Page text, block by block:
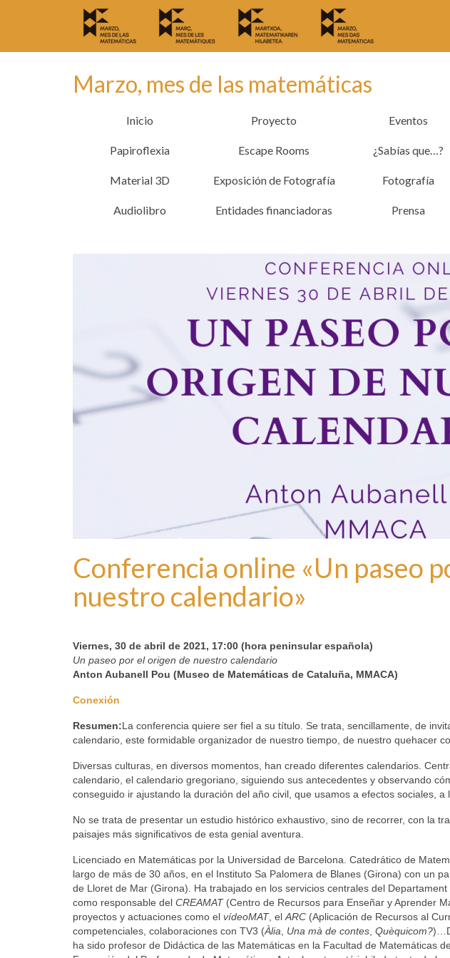
Marzo, mes de las matemáticas
Inicio Proyecto Eventos
Papiroflexia Escape Rooms ¿Sabías que…?
Material 3D Exposición de Fotografía Fotografía
Audiolibro Entidades financiadoras Prensa
Conferencia online «Un paseo
nuestro calendario »
Viernes, 30 de abril de 2021, 17:00 (hora peninsular española)
Un paseo por el origen de nuestro calendario
Anton Aubanell Pou (Museo de Matemáticas de Cataluña, MMACA)
Conexión
Resumen:La conferencia quiere ser fiel a su título. Se trata, sencillamente, de
calendario, este formidable organizador de nuestro tiempo, de nuestro quehacer
Diversas culturas, en diversos momentos, han creado diferentes calendarios.
calendario, el calendario gregoriano, siguiendo sus antecedentes y observando
conseguido ir ajustando la duración del año civil, que usamos a efectos sociales, a
No se trata de presentar un estudio histórico exhaustivo, sino de recorrer, con la
paisajes más significativos de esta genial aventura.
Licenciado en Matemáticas por la Universidad de Barcelona. Catedrático de
largo de más de 30 años, en el Instituto Sa Palomera de Blanes (Girona) con un
de Lloret de Mar (Girona). Ha trabajado en los servicios centrales del
como responsable del CREAMAT(Centro de Recursos para Enseñar y Aprender
proyectos y actuaciones como el vídeoMAT, el ARC (Aplicación de Recursos al
competenciales, colaboraciones con TV3 (Àlia Una mà de contes Quèquicom?
ha sido profesor de Didáctica de las Matemáticas en la Facultad de Matemáticas